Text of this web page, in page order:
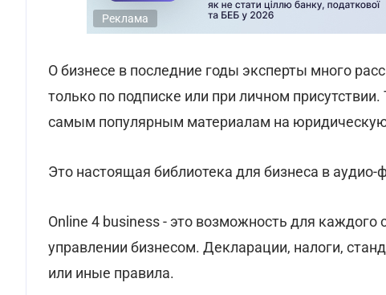
Реклама
О бизнесе в последние годы эксперты много
только по подписке или при личном
самым популярным материалам на юридическую
Это настоящая библиотека для бизнеса в аудио-
Online 4 business - это возможность для
управлении бизнесом. Декларации, налоги,
или иные правила.